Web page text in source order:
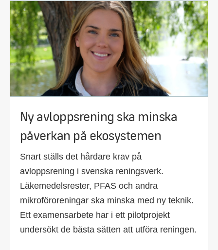
Ny avloppsrening ska minska
påverkan på ekosystemen
Snart ställs det hårdare krav på
avloppsrening i svenska reningsverk.
Läkemedelsrester, PFAS och andra
mikroföroreningar ska minska med ny teknik.
Ett examensarbete har i ett pilotprojekt
undersökt de bästa sätten att utföra reningen.